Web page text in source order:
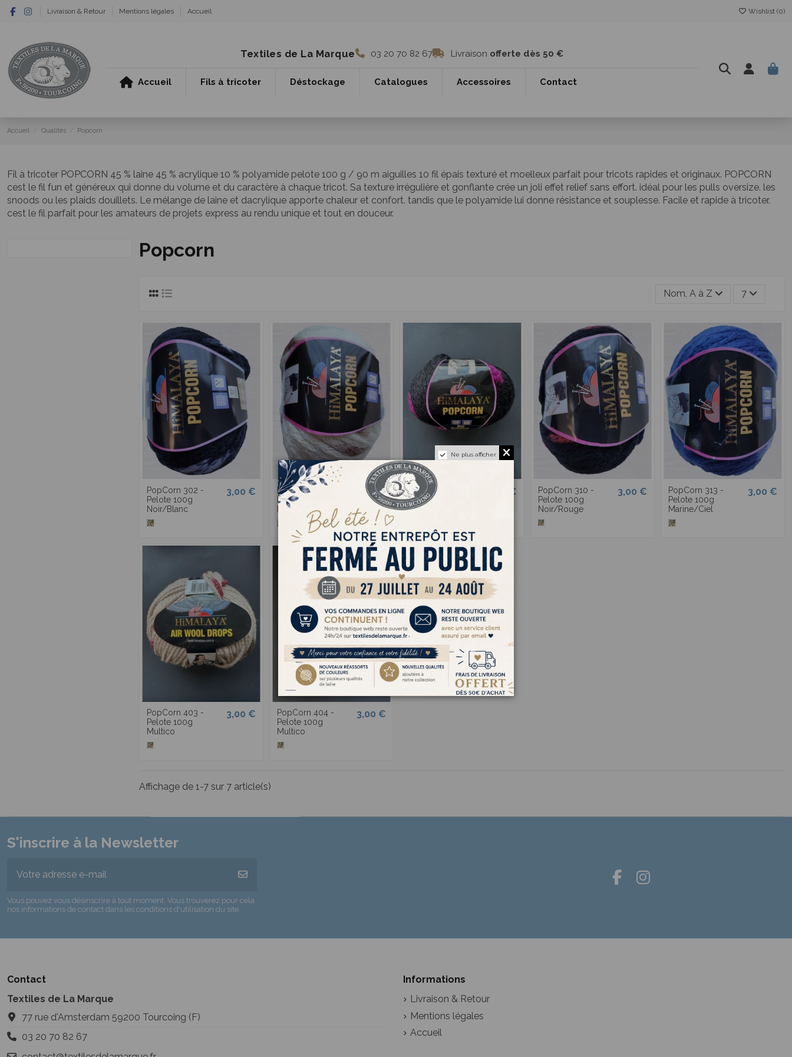
Livraison & Retour Mentions légales Accueil Wishlist (0)
Textiles de La Marque 03 20 70 82 67 Livraison offerte dès 50 €
Accueil Fils à tricoter Déstockage Catalogues Accessoires Contact
Accueil Qualités Popcorn
Fil à tricoter POPCORN 45 % laine 45 % acrylique 10 % polyamide pelote 100 g / 90 m aiguilles 10 fil épais texturé et moelleux parfait pour tricots rapides et originaux. POPCORN
cest le fil fun et généreux qui donne du volume et du caractère à chaque tricot. Sa texture irrégulière et gonflante crée un joli effet relief sans effort. idéal pour les pulls oversize. les
snoods ou les plaids douillets. Le mélange de laine et dacrylique apporte chaleur et confort. tandis que le polyamide lui donne résistance et souplesse. Facile et rapide à tricoter.
cest le fil parfait pour les amateurs de projets express au rendu unique et tout en douceur.
Popcorn
Nom, A à Z 7
PopCorn 302 -
Pelote 100g
Noir/Blanc
3,00 €
PopCorn 303 -
Pelote 100g
Ecru/Beige
3,00 €
PopCorn 306 -
Pelote 100g
Noir/Violet
3,00 €
PopCorn 310 -
Pelote 100g
Noir/Rouge
3,00 €
PopCorn 313 -
Pelote 100g
Marine/Ciel
3,00 €
PopCorn 403 -
Pelote 100g
Multico
3,00 €
PopCorn 404 -
Pelote 100g
Multico
3,00 €
Affichage de 1-7 sur 7 article(s)
S'inscrire à la Newsletter
Vous pouvez vous désinscrire à tout moment. Vous trouverez pour cela
nos informations de contact dans les conditions d'utilisation du site.
Contact
Textiles de La Marque
77 rue d'Amsterdam 59200 Tourcoing (F)
03 20 70 82 67
Informations
Livraison & Retour
Mentions légales
Accueil
Ne plus afficher